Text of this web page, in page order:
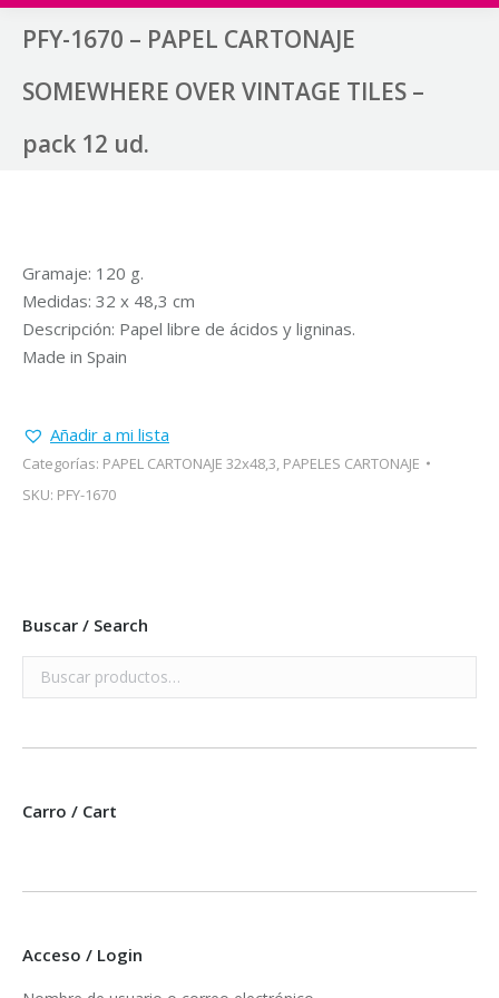
PFY-1670 – PAPEL CARTONAJE
SOMEWHERE OVER VINTAGE TILES –
pack 12 ud.
Gramaje: 120 g.
Medidas: 32 x 48,3 cm
Descripción: Papel libre de ácidos y ligninas.
Made in Spain
Añadir a mi lista
Categorías: PAPEL CARTONAJE 32x48,3, PAPELES CARTONAJE
SKU: PFY-1670
Buscar / Search
Carro / Cart
Acceso / Login